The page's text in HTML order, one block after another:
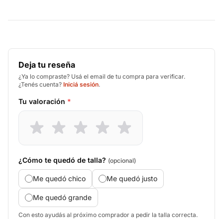
Deja tu reseña
¿Ya lo compraste? Usá el email de tu compra para verificar.
¿Tenés cuenta? Iniciá sesión.
Tu valoración *
¿Cómo te quedó de talla? (opcional)
Me quedó chico Me quedó justo
Me quedó grande
Con esto ayudás al próximo comprador a pedir la talla correcta.